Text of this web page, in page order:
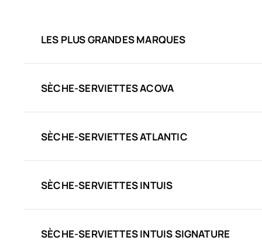
LES PLUS GRANDES MARQUES
SÈCHE-SERVIETTES ACOVA
SÈCHE-SERVIETTES ATLANTIC
SÈCHE-SERVIETTES INTUIS
SÈCHE-SERVIETTES INTUIS SIGNATURE